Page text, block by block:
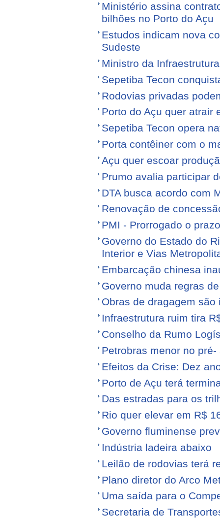
Ministério assina
bilhões no Porto do Açu
Estudos indicam nova
Sudeste
Ministro da
Sepetiba Tecon
Rodovias privadas
Porto do Açu quer atrair
Sepetiba Tecon opera
Porta contêiner com o
Açu quer escoar
Prumo avalia participar
DTA busca acordo com
Renovação de
PMI - Prorrogado o
Governo do Estado do
Interior e Vias
Embarcação chinesa
Governo muda regras
Obras de dragagem
Infraestrutura ruim tira
Conselho da Rumo
Petrobras menor no pré-
Efeitos da Crise: Dez
Porto de Açu terá
Das estradas para os
Rio quer elevar em R$
Governo fluminense
Indústria ladeira abaixo
Leilão de rodovias terá
Plano diretor do Arco
Uma saída para o
Secretaria de